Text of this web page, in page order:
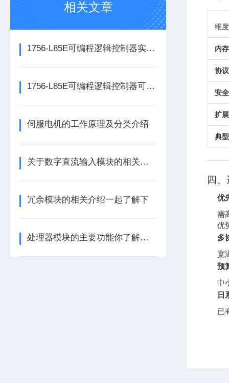
相关文章
1756-L85E可编程逻辑控制器实操应用常见问题分析及解决方法探讨
1756-L85E可编程逻辑控制器可满足多行业自动化精准控制需求
伺服电机的工作原理及分类介绍
关于数字直流输入模块的相关介绍
冗余模块的相关介绍一起了解下
处理器模块的主要功能你了解多少呢
维度
内
协
安
扩
典
四
优
需
优
多
宽
预
中
日
已